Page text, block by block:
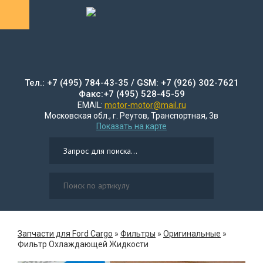
Тел.: +7 (495) 784-43-35 / GSM: +7 (926) 302-7621
Факс:+7 (495) 528-45-59
EMAIL: motor-motor@mail.ru
Московская обл., г. Реутов, Транспортная, 3в
Показать на карте
Запчасти для Ford Cargo » Фильтры » Оригинальные »
Фильтр Охлаждающей Жидкости